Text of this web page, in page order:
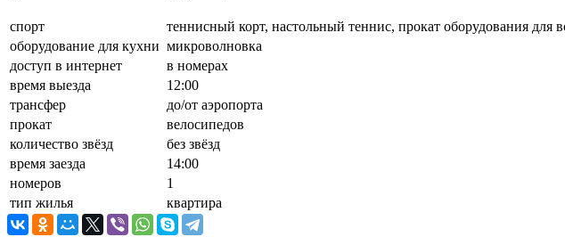
спорт
теннисный корт, настольный теннис, прокат оборудования для
оборудование для кухни микроволновка
доступ в интернет
в номерах
время выезда
12:00
трансфер
до/от аэропорта
прокат
велосипедов
количество звёзд
без звёзд
время заезда
14:00
номеров
1
тип жилья
квартира